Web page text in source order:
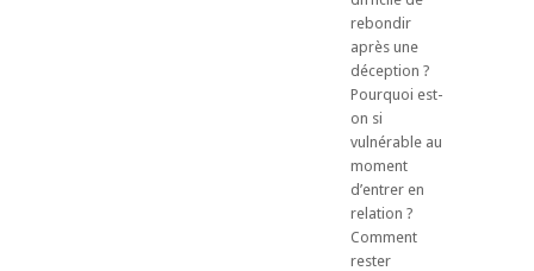
rebondir
après une
déception ?
Pourquoi est-
on si
vulnérable au
moment
d’entrer en
relation ?
Comment
rester